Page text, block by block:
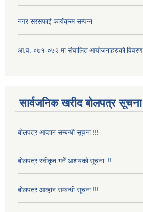
नगर सरसफाई कार्यक्रम सम्पन्न
आ.व. ०७१-०७२ मा संचालित आयोजनाहरुको विवरण
सार्वजनिक खरीद बोलपत्र सूचना
बोलपत्र आव्हान सम्बन्धी सूचना !!!
बोलपत्र स्वीकृत गर्ने आशयको सूचना !!!
बोलपत्र आव्हान सम्बन्धी सूचना !!!